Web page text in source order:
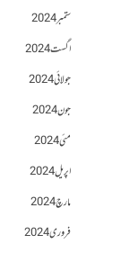
ستمبر 2024
اگست 2024
جولائی 2024
جون 2024
مئی 2024
اپریل 2024
مارچ 2024
فروری 2024